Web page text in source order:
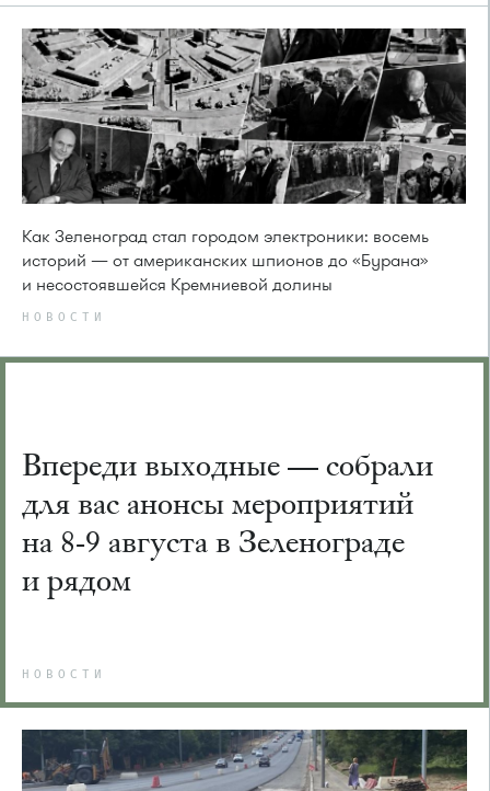
Как Зеленоград стал городом электроники: восемь
историй — от американских шпионов до «Бурана»
и несостоявшейся Кремниевой долины
НОВОСТИ
Впереди выходные — собрали
для вас анонсы мероприятий
на 8-9 августа в Зеленограде
и рядом
НОВОСТИ